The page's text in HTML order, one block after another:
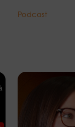
Podcast